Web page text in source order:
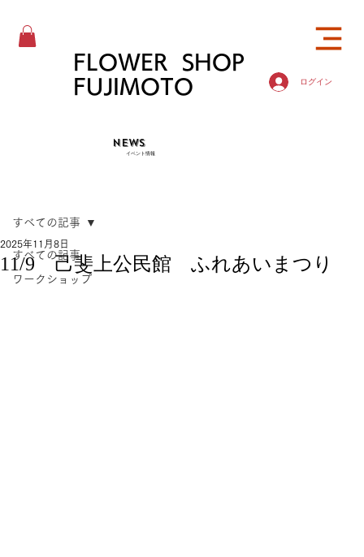
FLOWER SHOP
FUJIMOTO
ログイン
NEWS
イベント情報
すべての記事
ワークショップ
すべての記事
11/9 己斐上公民館 ふれあいまつり
2025年11月8日